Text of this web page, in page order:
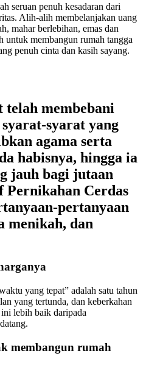
seruan penuh kesadaran dari
Alih-alih membelanjakan uang
mahar berlebihan, emas dan
untuk membangun rumah tangga
penuh cinta dan kasih sayang.
membebani
syarat yang
agama serta
habisnya, hingga ia
jauh bagi jutaan
Pernikahan Cerdas
pertanyaan
menikah, dan
yang tepat” adalah satu tahun
yang tertunda, dan keberkahan
lebih baik daripada
membangun rumah